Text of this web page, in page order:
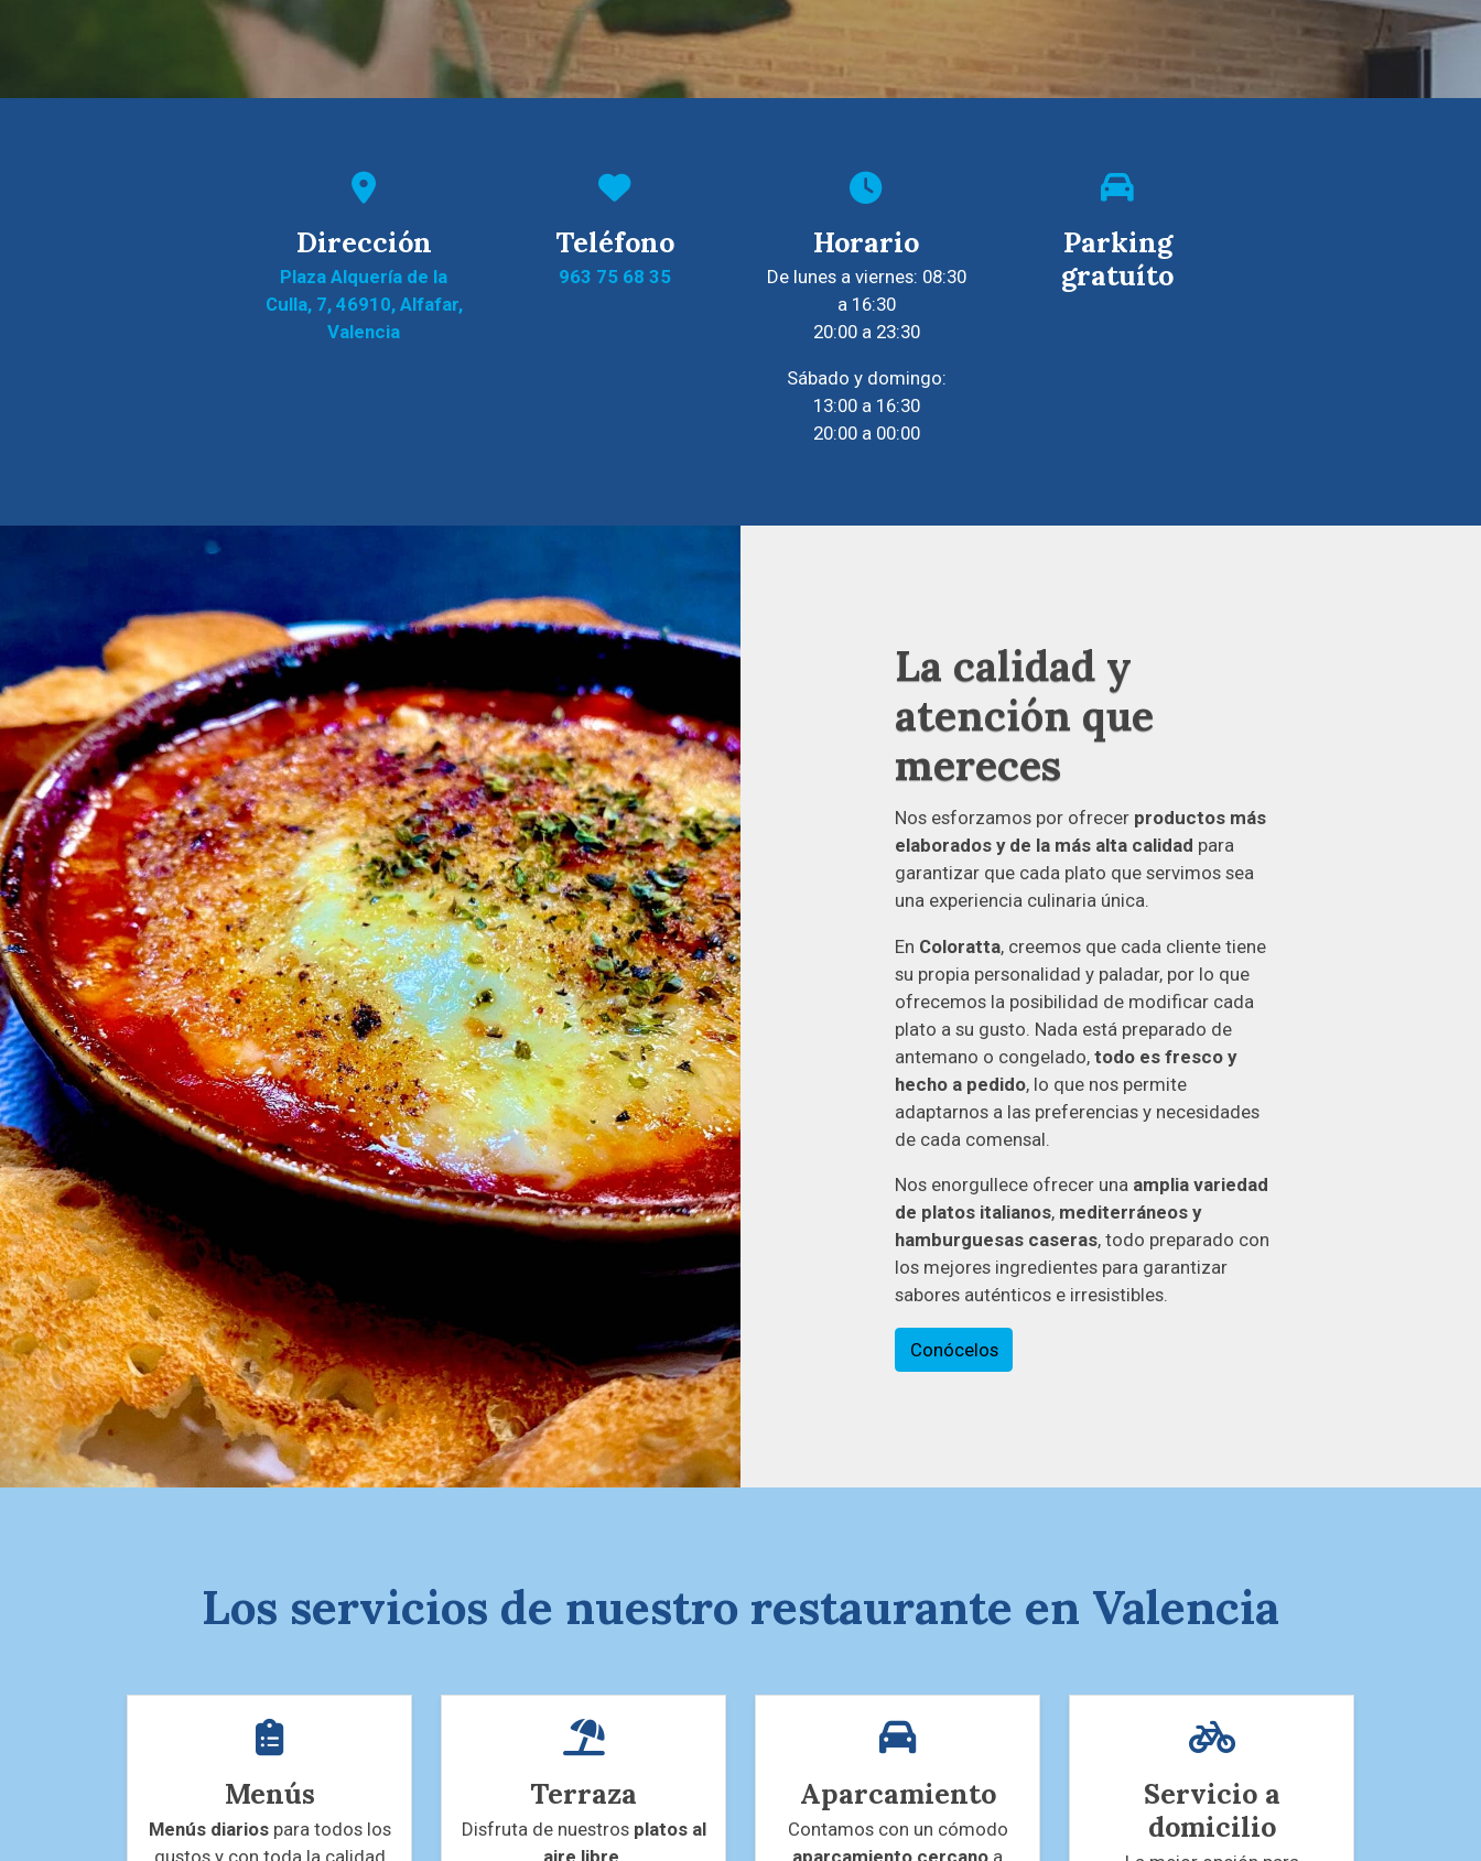
Dirección
Plaza Alquería de la
Culla, 7, 46910, Alfafar,
Valencia
Teléfono
963 75 68 35
Horario
De lunes a viernes: 08:30
a 16:30
20:00 a 23:30
Sábado y domingo:
13:00 a 16:30
20:00 a 00:00
Parking
gratuíto
La calidad y
atención que
mereces
Nos esforzamos por ofrecer productos más
elaborados y de la más alta calidad para
garantizar que cada plato que servimos sea
una experiencia culinaria única.
En Coloratta, creemos que cada cliente tiene
su propia personalidad y paladar, por lo que
ofrecemos la posibilidad de modificar cada
plato a su gusto. Nada está preparado de
antemano o congelado,todo es fresco y
hecho a pedido, lo que nos permite
adaptarnos a las preferencias y necesidades
de cada comensal.
Nos enorgullece ofrecer una amplia variedad
de platos italianos, mediterráneos y
hamburguesas caseras, todo preparado con
los mejores ingredientes para garantizar
sabores auténticos e irresistibles.
Conócelos
Los servicios de nuestro restaurante en Valencia
Menús
Menús diariospara todos los
gustos y con toda la calidad
Terraza
Disfruta de nuestros platos al
aire libre.
Aparcamiento
Contamos con un cómodo
aparcamiento cercano a
Servicio a
domicilio